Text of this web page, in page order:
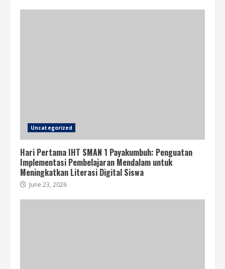
Uncategorized
Hari Pertama IHT SMAN 1 Payakumbuh: Penguatan
Implementasi Pembelajaran Mendalam untuk
Meningkatkan Literasi Digital Siswa
June 23, 2026